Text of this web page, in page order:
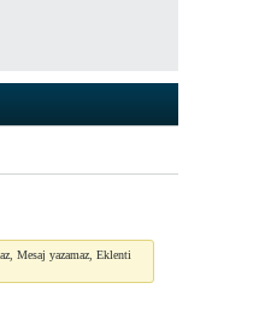
Mesaj yazamaz, Eklenti